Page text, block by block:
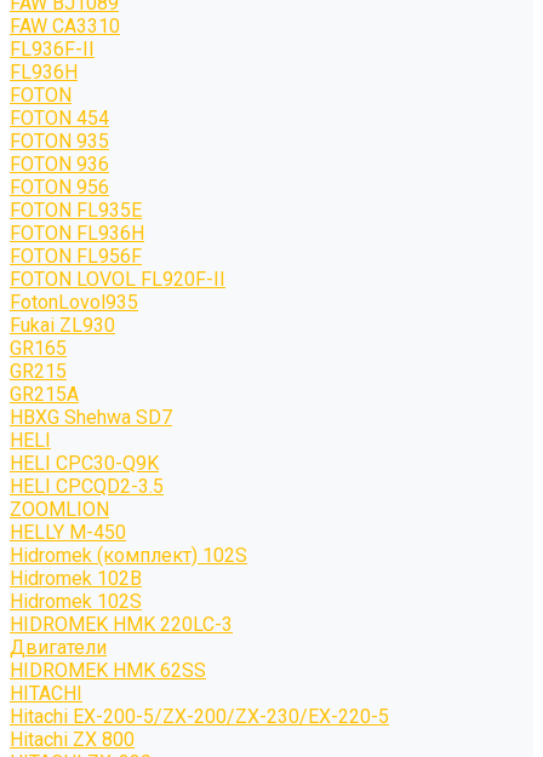
FAW CA3310
FL936F-II
FL936H
FOTON
FOTON 454
FOTON 935
FOTON 936
FOTON 956
FOTON FL935E
FOTON FL936H
FOTON FL956F
FOTON LOVOL FL920F-II
FotonLovol935
Fukai ZL930
GR165
GR215
GR215A
HBXG Shehwa SD7
HELI
HELI CPC30-Q9K
HELI CPCQD2-3.5
ZOOMLION
HELLY M-450
Hidromek (комплект) 102S
Hidromek 102B
Hidromek 102S
HIDROMEK HMK 220LC-3
Двигатели
HIDROMEK HMK 62SS
HITACHI
Hitachi EX-200-5/ZX-200/ZX-230/EX-220-5
Hitachi ZX 800